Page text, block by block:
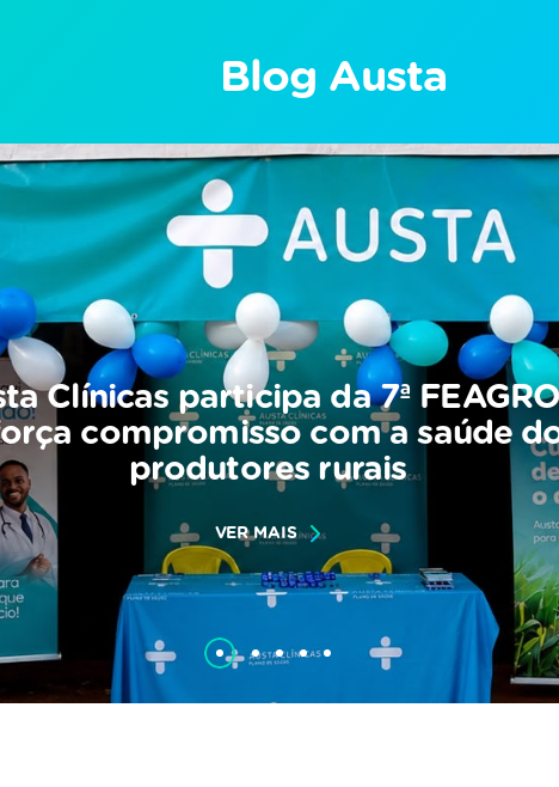
Blog Austa
Clínicas participa da 7ª
compromisso com a saúde
produtores rurais
VER MAIS